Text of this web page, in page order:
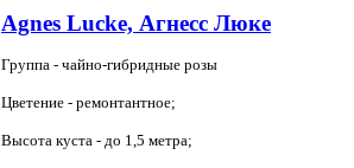
Agnes Lucke, Агнесс Люке
Группа - чайно-гибридные розы
Цветение - ремонтантное;
Высота куста - до 1,5 метра;